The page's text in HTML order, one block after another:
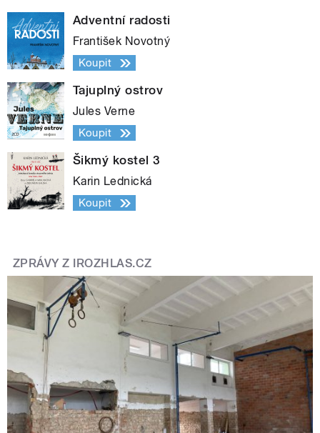
Adventní radosti
František Novotný
Koupit
Tajuplný ostrov
Jules Verne
Koupit
Šikmý kostel 3
Karin Lednická
Koupit
ZPRÁVY Z IROZHLAS.CZ